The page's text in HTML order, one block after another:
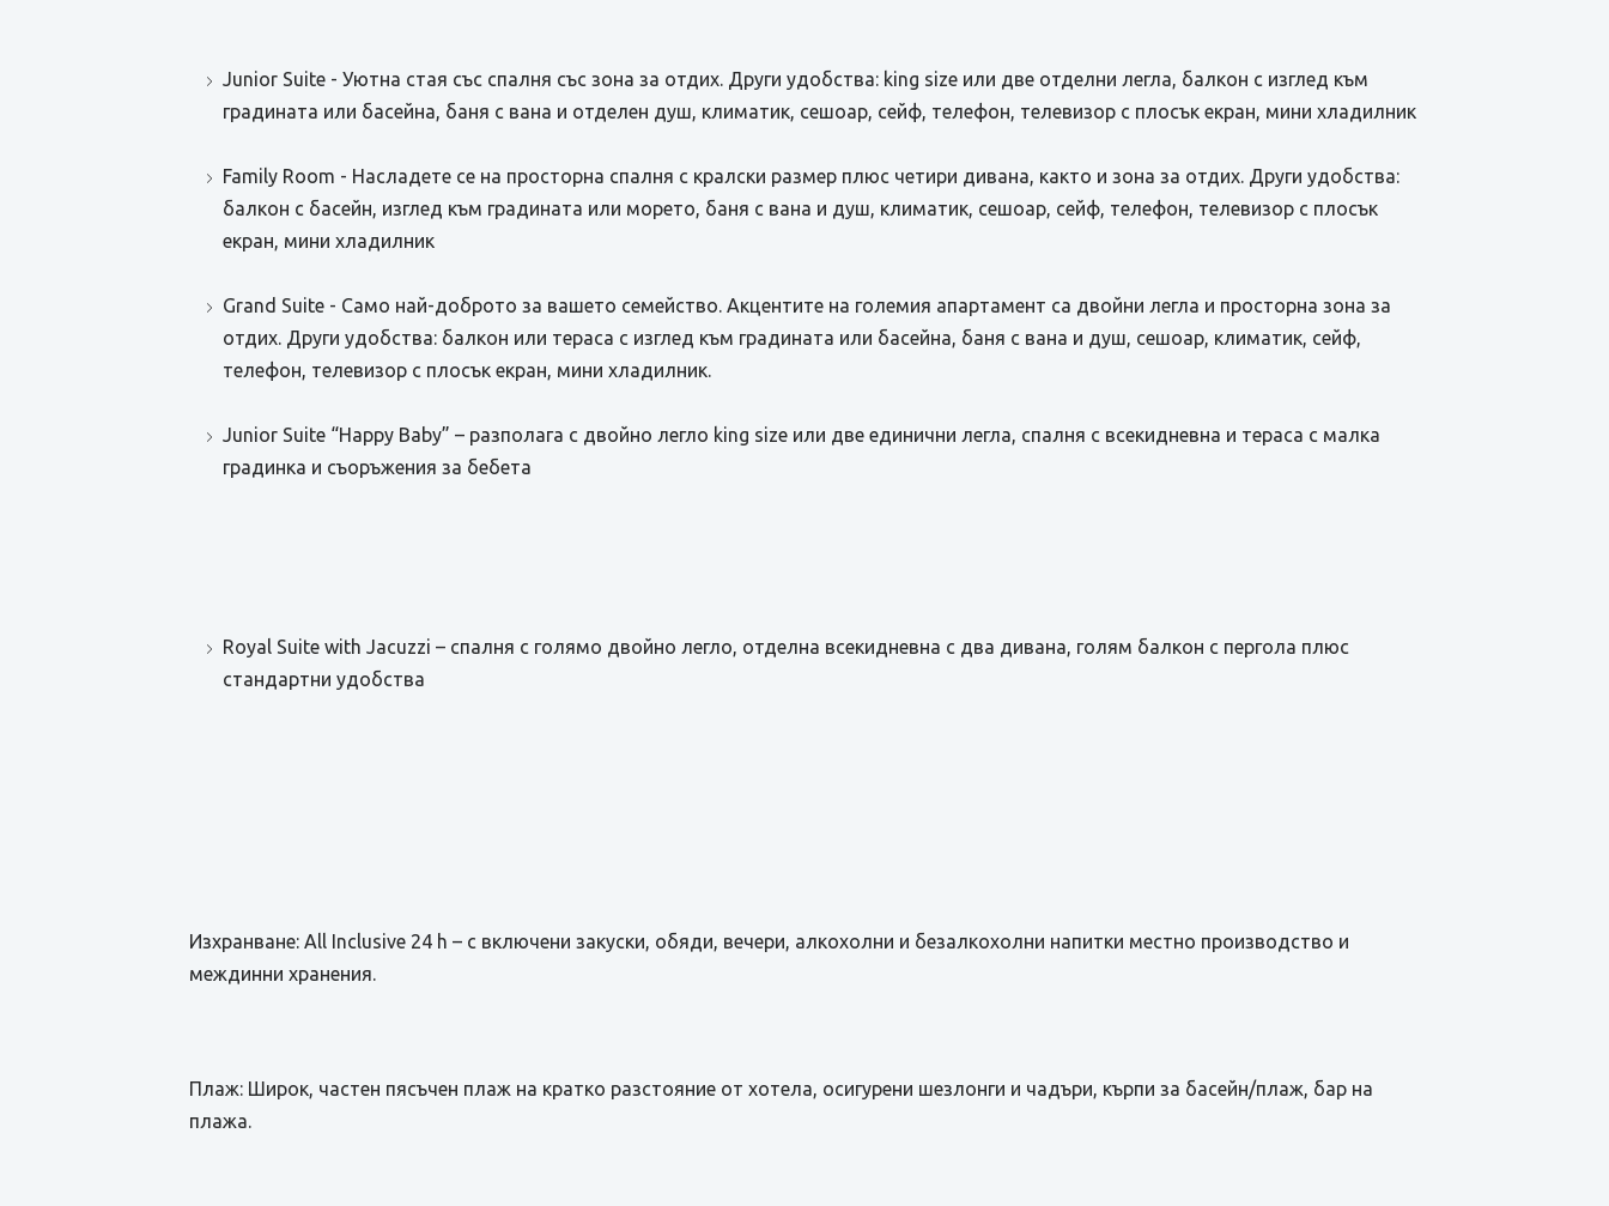
Junior Suite - Уютна стая със спалня със зона за отдих. Други удобства: king size или две отделни легла, балкон с изглед към
градината или басейна, баня с вана и отделен душ, климатик, сешоар, сейф, телефон, телевизор с плосък екран, мини хладилник
Family Room - Насладете се на просторна спалня с кралски размер плюс четири дивана, както и зона за отдих. Други удобства:
балкон с басейн, изглед към градината или морето, баня с вана и душ, климатик, сешоар, сейф, телефон, телевизор с плосък
екран, мини хладилник
Grand Suite - Само най-доброто за вашето семейство. Акцентите на големия апартамент са двойни легла и просторна зона за
отдих. Други удобства: балкон или тераса с изглед към градината или басейна, баня с вана и душ, сешоар, климатик, сейф,
телефон, телевизор с плосък екран, мини хладилник.
Junior Suite “Happy Baby” – разполага с двойно легло king size или две единични легла, спалня с всекидневна и тераса с малка
градинка и съоръжения за бебета
Royal Suite with Jacuzzi – спалня с голямо двойно легло, отделна всекидневна с два дивана, голям балкон с пергола плюс
стандартни удобства
Изхранване: All Inclusive 24 h – с включени закуски, обяди, вечери, алкохолни и безалкохолни напитки местно производство и
междинни хранения.
Плаж: Широк, частен пясъчен плаж на кратко разстояние от хотела, осигурени шезлонги и чадъри, кърпи за басейн/плаж, бар на
плажа.